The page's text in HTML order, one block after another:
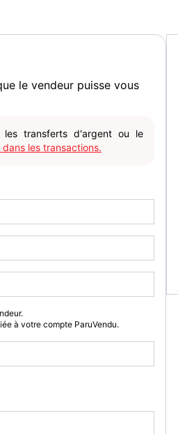
le vendeur puisse vous
les transferts d'argent ou le
les transactions.
à votre compte ParuVendu.